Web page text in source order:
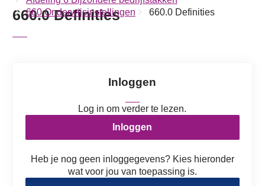
660 Onderwijsinstellingen
660.0 Definities
660.0 Definities
Inloggen
Log in om verder te lezen.
Inloggen
Heb je nog geen inloggegevens? Kies hieronder
wat voor jou van toepassing is.